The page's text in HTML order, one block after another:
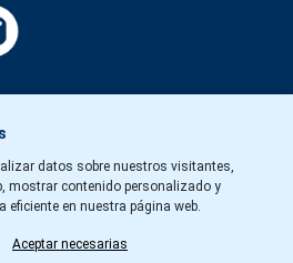
datos sobre nuestros visitantes,
mostrar contenido personalizado y
eficiente en nuestra página web.
Aceptar necesarias